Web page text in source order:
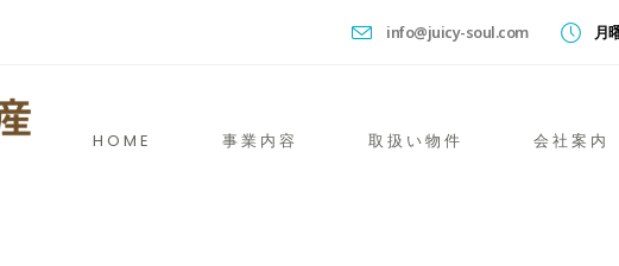
info@juicy-soul.com 月
HOME 事業内容 取扱い物件 会社案内